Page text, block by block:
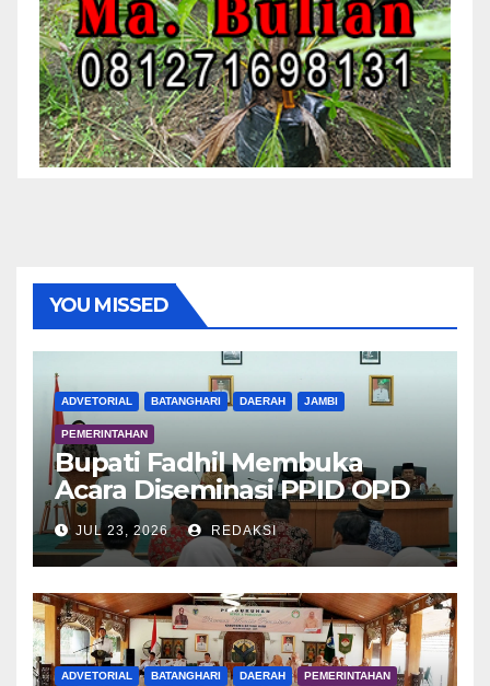
YOU MISSED
ADVETORIAL BATANGHARI DAERAH JAMBI
PEMERINTAHAN
Bupati Fadhil Membuka
Acara Diseminasi PPID OPD
Dalam Rangka E-Monev
JUL 23, 2026 REDAKSI
ADVETORIAL BATANGHARI DAERAH PEMERINTAHAN